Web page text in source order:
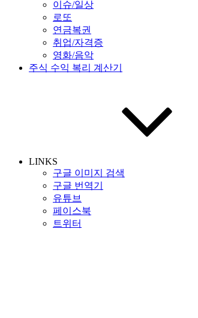
이슈/일상
로또
연금복권
취업/자격증
영화/음악
주식 수익 복리 계산기
LINKS
구글 이미지 검색
구글 번역기
유튜브
페이스북
트위터